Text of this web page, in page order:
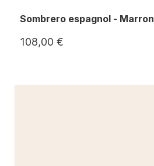
Sombrero espagnol - Marron
108,00 €